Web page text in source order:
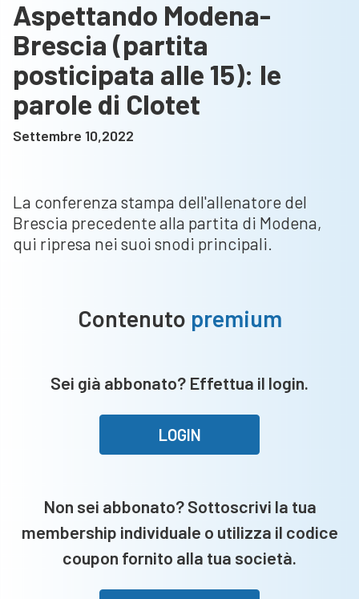
Aspettando Modena-
Brescia (partita
posticipata alle 15): le
parole di Clotet
Settembre 10,2022
La conferenza stampa dell'allenatore del
Brescia precedente alla partita di Modena,
qui ripresa nei suoi snodi principali.
Contenuto premium
Sei già abbonato? Effettua il login.
LOGIN
Non sei abbonato? Sottoscrivi la tua
membership individuale o utilizza il codice
coupon fornito alla tua società.